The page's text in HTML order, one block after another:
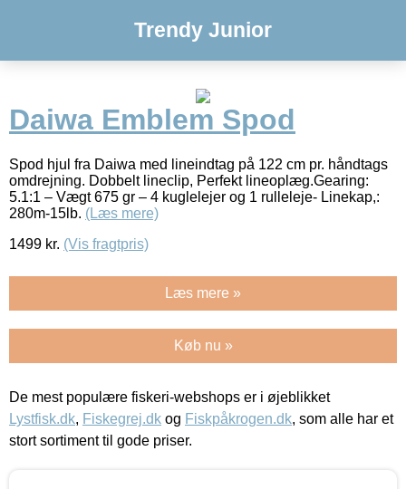
Trendy Junior
Daiwa Emblem Spod
Spod hjul fra Daiwa med lineindtag på 122 cm pr. håndtags
omdrejning. Dobbelt lineclip, Perfekt lineoplæg.Gearing:
5.1:1 – Vægt 675 gr – 4 kuglelejer og 1 rulleleje- Linekap,:
280m-15lb. (Læs mere)
1499 kr. (Vis fragtpris)
Læs mere »
Køb nu »
De mest populære fiskeri-webshops er i øjeblikket
Lystfisk.dk, Fiskegrej.dk og Fiskpåkrogen.dk, som alle har et
stort sortiment til gode priser.